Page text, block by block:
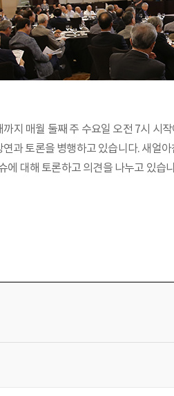
지 매월 둘째 주 수요일 오전 7시 시
과 토론을 병행하고 있습니다. 새얼
에 대해 토론하고 의견을 나누고 있